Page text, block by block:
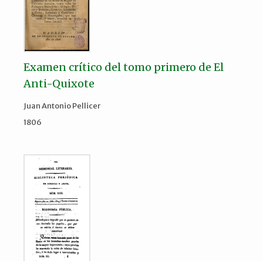
Examen crítico del tomo primero de El
Anti-Quixote
Juan Antonio Pellicer
1806